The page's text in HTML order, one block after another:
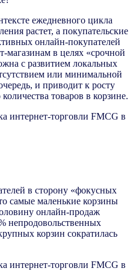
ежедневного цикла
растет, а покупательские
онлайн-покупателей
магазинам в целях «срочной
с развитием локальных
или минимальной
и приводит к росту
товаров в корзине.
в сторону «фокусных
самые маленькие корзины
онлайн-продаж
непродовольственных
корзин сократилась